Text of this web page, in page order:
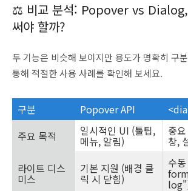
⚖️ 비교 분석: Popover vs Dialog,
써야 할까?
두 기능은 비슷해 보이지만 용도가 명확히 구
통해 적절한 사용 사례를 확인해 보세요.
구분 Popover API
주요 목적
일시적인 UI (툴팁,
메뉴, 알림)
중
창,
라이트 디스
미스
기본 지원 (배경 클
릭 시 닫힘)
수